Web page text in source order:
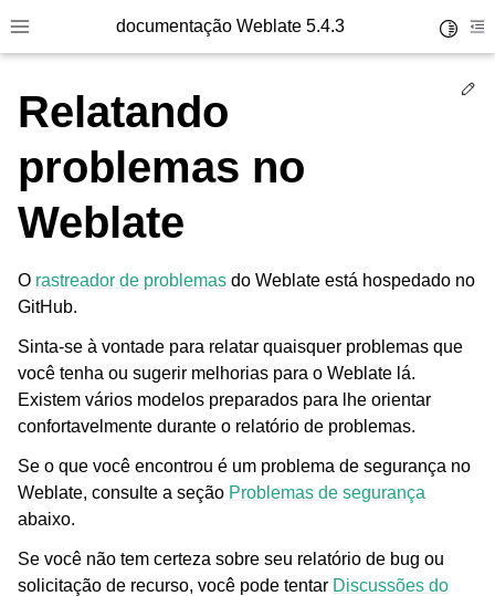
Toggle site navigation sidebar
documentação Weblate 5.4.3
Relatando
problemas no
Weblate
O rastreador de problemas do Weblate está hospedado no
GitHub.
Sinta-se à vontade para relatar quaisquer problemas que
você tenha ou sugerir melhorias para o Weblate lá.
Existem vários modelos preparados para lhe orientar
confortavelmente durante o relatório de problemas.
Se o que você encontrou é um problema de segurança no
Weblate, consulte a seção Problemas de segurança
abaixo.
Se você não tem certeza sobre seu relatório de bug ou
solicitação de recurso, você pode tentar Discussões do